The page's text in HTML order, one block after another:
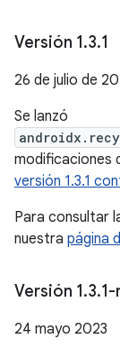
Versión 1.3.1
26 de julio de
Se lanzó
modificaciones
versión 1.3.1
Para consultar
nuestra página
Versión 1.3.1-
24 mayo 2023